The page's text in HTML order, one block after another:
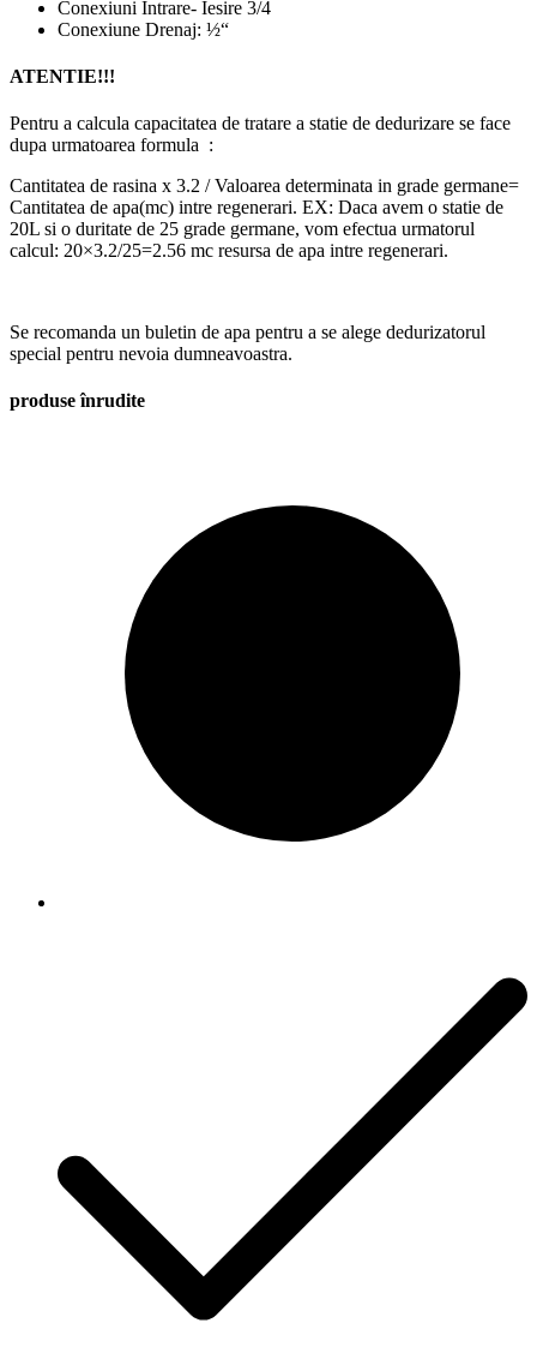
Conexiuni Intrare- Iesire 3/4
Conexiune Drenaj: ½“
ATENTIE!!!
Pentru a calcula capacitatea de tratare a statie de dedurizare se face
dupa urmatoarea formula :
Cantitatea de rasina x 3.2 / Valoarea determinata in grade germane=
Cantitatea de apa(mc) intre regenerari. EX: Daca avem o statie de
20L si o duritate de 25 grade germane, vom efectua urmatorul
calcul: 20×3.2/25=2.56 mc resursa de apa intre regenerari.
Se recomanda un buletin de apa pentru a se alege dedurizatorul
special pentru nevoia dumneavoastra.
produse înrudite